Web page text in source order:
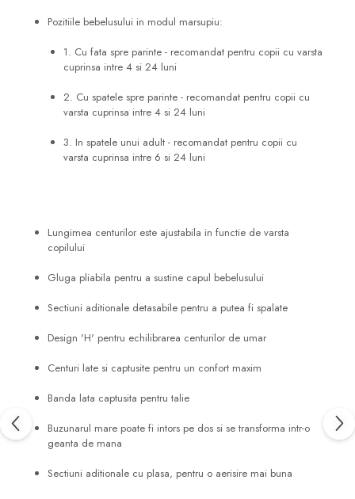
Pozitiile bebelusului in modul marsupiu:
1. Cu fata spre parinte - recomandat pentru copii cu varsta
cuprinsa intre 4 si 24 luni
2. Cu spatele spre parinte - recomandat pentru copii cu
varsta cuprinsa intre 4 si 24 luni
3. In spatele unui adult - recomandat pentru copii cu
varsta cuprinsa intre 6 si 24 luni
Lungimea centurilor este ajustabila in functie de varsta
copilului
Gluga pliabila pentru a sustine capul bebelusului
Sectiuni aditionale detasabile pentru a putea fi spalate
Design 'H' pentru echilibrarea centurilor de umar
Centuri late si captusite pentru un confort maxim
Banda lata captusita pentru talie
Buzunarul mare poate fi intors pe dos si se transforma intr-o
geanta de mana
Sectiuni aditionale cu plasa, pentru o aerisire mai buna